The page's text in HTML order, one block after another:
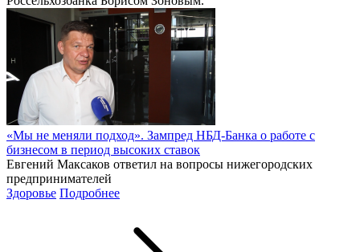
«Мы не меняли подход». Зампред НБД-Банка о работе с
бизнесом в период высоких ставок
Евгений Максаков ответил на вопросы нижегородских
предпринимателей
Здоровье Подробнее